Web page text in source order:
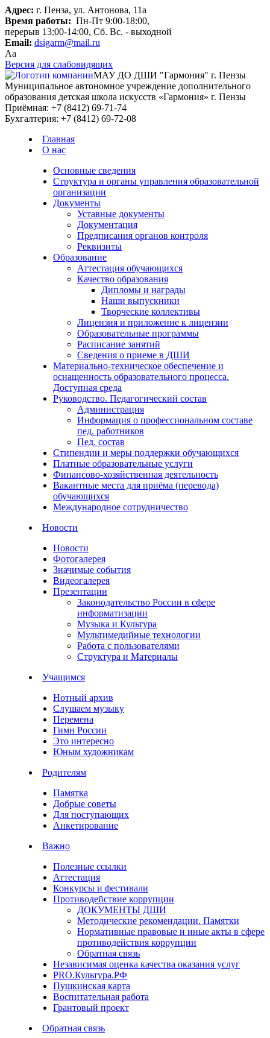
Адрес: г. Пенза, ул. Антонова, 11а
Время работы: Пн-Пт 9:00-18:00,
перерыв 13:00-14:00, Сб. Вс. - выходной
Email: dsigarm@mail.ru
Aa
Версия для слабовидящих
МАУ ДО ДШИ "Гармония" г. Пензы
Муниципальное автономное учреждение дополнительного
образования детская школа искусств «Гармония» г. Пензы
Приёмная: +7 (8412) 69-71-74
Бухгалтерия: +7 (8412) 69-72-08
Главная
О нас
Основные сведения
Структура и органы управления образовательной
организации
Документы
Уставные документы
Документация
Предписания органов контроля
Реквизиты
Образование
Аттестация обучающихся
Качество образования
Дипломы и награды
Наши выпускники
Творческие коллективы
Лицензия и приложение к лицензии
Образовательные программы
Расписание занятий
Сведения о приеме в ДШИ
Материально-техническое обеспечение и
оснащенность образовательного процесса.
Доступная среда
Руководство. Педагогический состав
Администрация
Информация о профессиональном составе
пед. работников
Пед. состав
Стипендии и меры поддержки обучающихся
Платные образовательные услуги
Финансово-хозяйственная деятельность
Вакантные места для приёма (перевода)
обучающихся
Международное сотрудничество
Новости
Новости
Фотогалерея
Значимые события
Видеогалерея
Презентации
Законодательство России в сфере
информатизации
Музыка и Культура
Мультимедийные технологии
Работа с пользователями
Структура и Материалы
Учащимся
Нотный архив
Слушаем музыку
Перемена
Гимн России
Это интересно
Юным художникам
Родителям
Памятка
Добрые советы
Для поступающих
Анкетирование
Важно
Полезные ссылки
Аттестация
Конкурсы и фестивали
Противодействие коррупции
ДОКУМЕНТЫ ДШИ
Методические рекомендации. Памятки
Нормативные правовые и иные акты в сфере
противодействия коррупции
Обратная связь
Независимая оценка качества оказания услуг
PRO.Культура.РФ
Пушкинская карта
Воспитательная работа
Грантовый проект
Обратная связь